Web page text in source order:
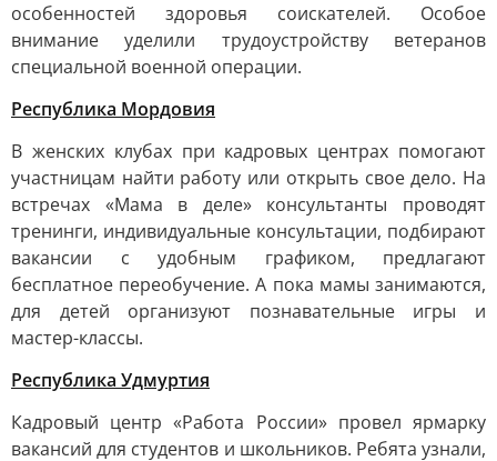
особенностей здоровья соискателей. Особое
внимание уделили трудоустройству ветеранов
специальной военной операции.
Республика Мордовия
В женских клубах при кадровых центрах помогают
участницам найти работу или открыть свое дело. На
встречах «Мама в деле» консультанты проводят
тренинги, индивидуальные консультации, подбирают
вакансии с удобным графиком, предлагают
бесплатное переобучение. А пока мамы занимаются,
для детей организуют познавательные игры и
мастер-классы.
Республика Удмуртия
Кадровый центр «Работа России» провел ярмарку
вакансий для студентов и школьников. Ребята узнали,